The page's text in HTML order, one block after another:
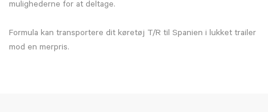
mulighederne for at deltage.
Formula kan transportere dit køretøj T/R til Spanien i lukket trailer
mod en merpris.